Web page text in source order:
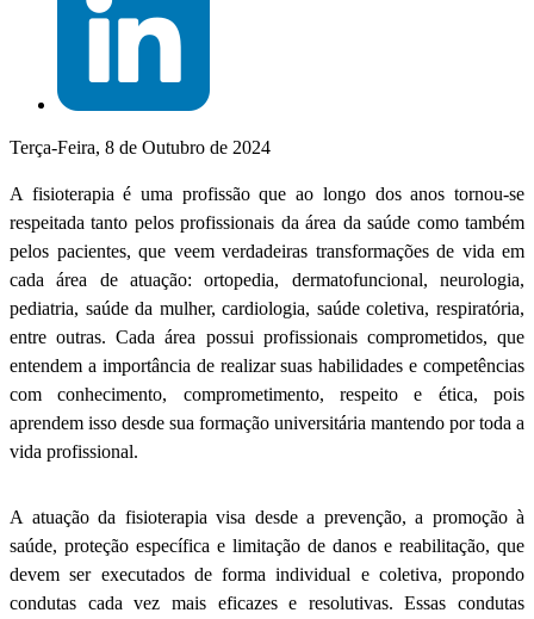
Terça-Feira, 8 de Outubro de 2024
A fisioterapia é uma profissão que ao longo dos anos tornou-se
respeitada tanto pelos profissionais da área da saúde como também
pelos pacientes, que veem verdadeiras transformações de vida em
cada área de atuação: ortopedia, dermatofuncional, neurologia,
pediatria, saúde da mulher, cardiologia, saúde coletiva, respiratória,
entre outras. Cada área possui profissionais comprometidos, que
entendem a importância de realizar suas habilidades e competências
com conhecimento, comprometimento, respeito e ética, pois
aprendem isso desde sua formação universitária mantendo por toda a
vida profissional.
A atuação da fisioterapia visa desde a prevenção, a promoção à
saúde, proteção específica e limitação de danos e reabilitação, que
devem ser executados de forma individual e coletiva, propondo
condutas cada vez mais eficazes e resolutivas. Essas condutas